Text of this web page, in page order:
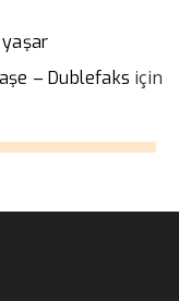
yaşar
– Dublefaks için